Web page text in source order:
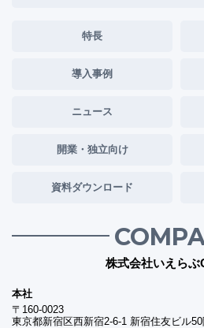
特長
導入事例
ニュース
開業・独立向け
資料ダウンロード
株式会社いえらぶ
本社
〒160-0023
東京都新宿区西新宿2-6-1 新宿住友ビル